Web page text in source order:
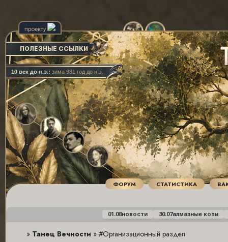
01.08новости 30.07алмазные копи
ПОЛЕЗНЫЕ ССЫЛКИ
10 век до н.э.: зима 981 год до н.э.
проекту
ФОРУМ СТАТИСТИКА
» Танец Вечности » #Организационный раздел